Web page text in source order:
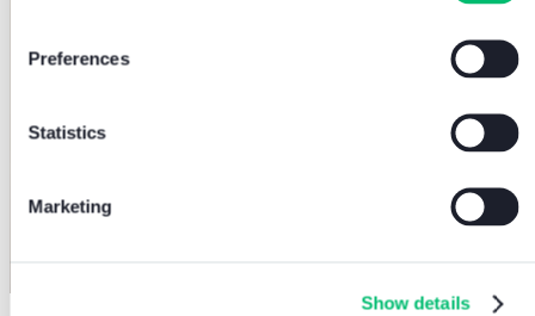
Preferences
Statistics
Marketing
Show details